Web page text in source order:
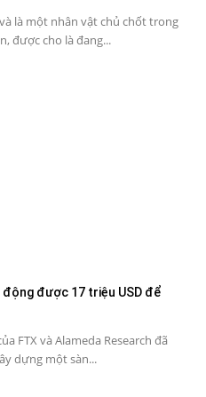
là một nhân vật chủ chốt trong
được cho là đang...
động được 17 triệu USD để
FTX và Alameda Research đã
dựng một sàn...